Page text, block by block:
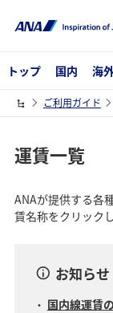
トップ 国内 海
ご利用ガイド
運賃一覧
ANAが提供する各
賃名称をクリック
お知らせ
国内線運賃